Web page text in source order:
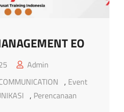
EO
Admin
, Event
, Perencanaan